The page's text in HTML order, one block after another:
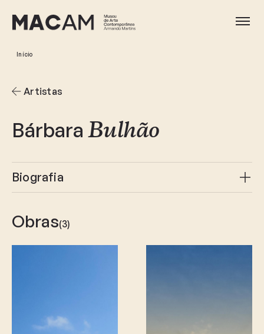
para
conteúdo
Abrir
Início
Artistas
Bárbara Bulhão
Biografia
Obras(3)